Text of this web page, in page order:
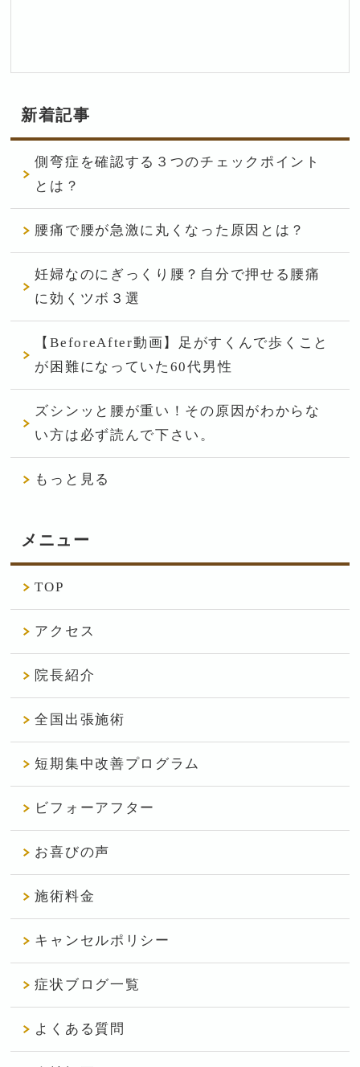
新着記事
側弯症を確認する３つのチェックポイント
とは？
腰痛で腰が急激に丸くなった原因とは？
妊婦なのにぎっくり腰？自分で押せる腰痛
に効くツボ３選
【BeforeAfter動画】足がすくんで歩くこと
が困難になっていた60代男性
ズシンッと腰が重い！その原因がわからな
い方は必ず読んで下さい。
もっと見る
メニュー
TOP
アクセス
院長紹介
全国出張施術
短期集中改善プログラム
ビフォーアフター
お喜びの声
施術料金
キャンセルポリシー
症状ブログ一覧
よくある質問